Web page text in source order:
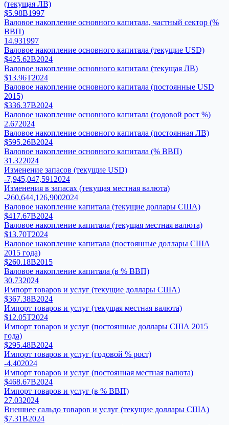
(текущая ЛВ)
$5.98B1997
Валовое накопление основного капитала, частный сектор (%
ВВП)
14.931997
Валовое накопление основного капитала (текущие USD)
$425.62B2024
Валовое накопление основного капитала (текущая ЛВ)
$13.96T2024
Валовое накопление основного капитала (постоянные USD
2015)
$336.37B2024
Валовое накопление основного капитала (годовой рост %)
2.672024
Валовое накопление основного капитала (постоянная ЛВ)
$595.26B2024
Валовое накопление основного капитала (% ВВП)
31.322024
Изменение запасов (текущие USD)
-7,945,047,591 2024
Изменения в запасах (текущая местная валюта)
-260,644,126,9002024
Валовое накопление капитала (текущие доллары США)
$417.67B2024
Валовое накопление капитала (текущая местная валюта)
$13.70T2024
Валовое накопление капитала (постоянные доллары США
2015 года)
$260.18B2015
Валовое накопление капитала (в % ВВП)
30.732024
Импорт товаров и услуг (текущие доллары США)
$367.38B2024
Импорт товаров и услуг (текущая местная валюта)
$12.05T2024
Импорт товаров и услуг (постоянные доллары США 2015
года)
$295.48B2024
Импорт товаров и услуг (годовой % рост)
-4.402024
Импорт товаров и услуг (постоянная местная валюта)
$468.67B2024
Импорт товаров и услуг (в % ВВП)
27.032024
Внешнее сальдо товаров и услуг (текущие доллары США)
$7.31B2024